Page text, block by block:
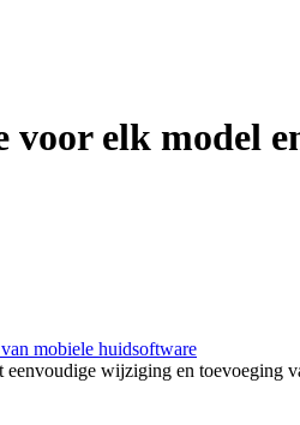
voor elk model
mobiele huidsoftware
wijziging en